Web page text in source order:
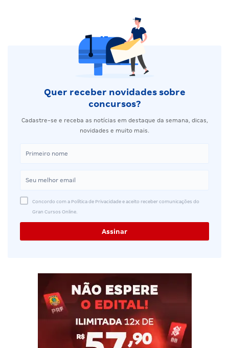
Quer receber novidades sobre
concursos?
Cadastre-se e receba as notícias em destaque da semana, dicas,
novidades e muito mais.
Concordo com a Política de Privacidade e aceito receber comunicações do
Gran Cursos Online.